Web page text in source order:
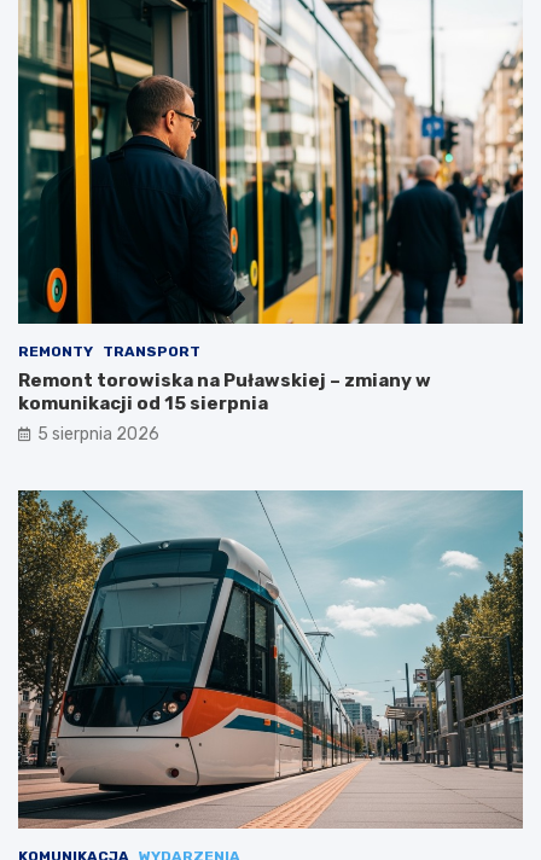
REMONTY TRANSPORT
Remont torowiska na Puławskiej – zmiany w
komunikacji od 15 sierpnia
5 sierpnia 2026